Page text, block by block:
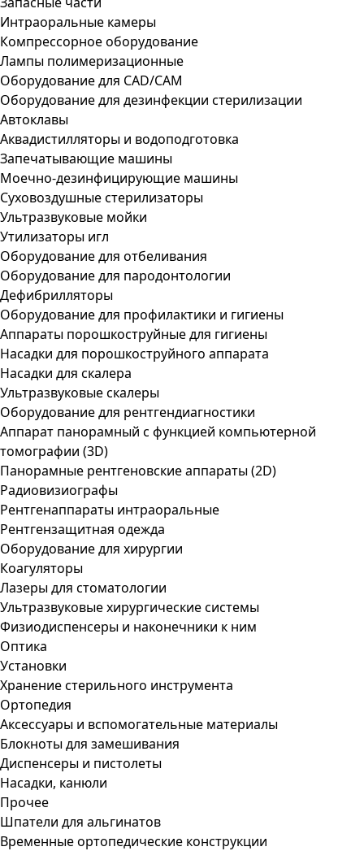
Интраоральные камеры
Компрессорное оборудование
Лампы полимеризационные
Оборудование для CAD/CAM
Оборудование для дезинфекции стерилизации
Автоклавы
Аквадистилляторы и водоподготовка
Запечатывающие машины
Моечно-дезинфицирующие машины
Суховоздушные стерилизаторы
Ультразвуковые мойки
Утилизаторы игл
Оборудование для отбеливания
Оборудование для пародонтологии
Дефибрилляторы
Оборудование для профилактики и гигиены
Аппараты порошкоструйные для гигиены
Насадки для порошкоструйного аппарата
Насадки для скалера
Ультразвуковые скалеры
Оборудование для рентгендиагностики
Аппарат панорамный с функцией компьютерной
томографии (3D)
Панорамные рентгеновские аппараты (2D)
Радиовизиографы
Рентгенаппараты интраоральные
Рентгензащитная одежда
Оборудование для хирургии
Коагуляторы
Лазеры для стоматологии
Ультразвуковые хирургические системы
Физиодиспенсеры и наконечники к ним
Оптика
Установки
Хранение стерильного инструмента
Ортопедия
Аксессуары и вспомогательные материалы
Блокноты для замешивания
Диспенсеры и пистолеты
Насадки, канюли
Прочее
Шпатели для альгинатов
Временные ортопедические конструкции